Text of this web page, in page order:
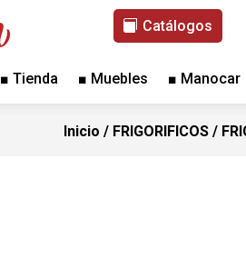
Catálogos
■ Tienda ■ Muebles ■ Manocar
Inicio / FRIGORIFICOS /